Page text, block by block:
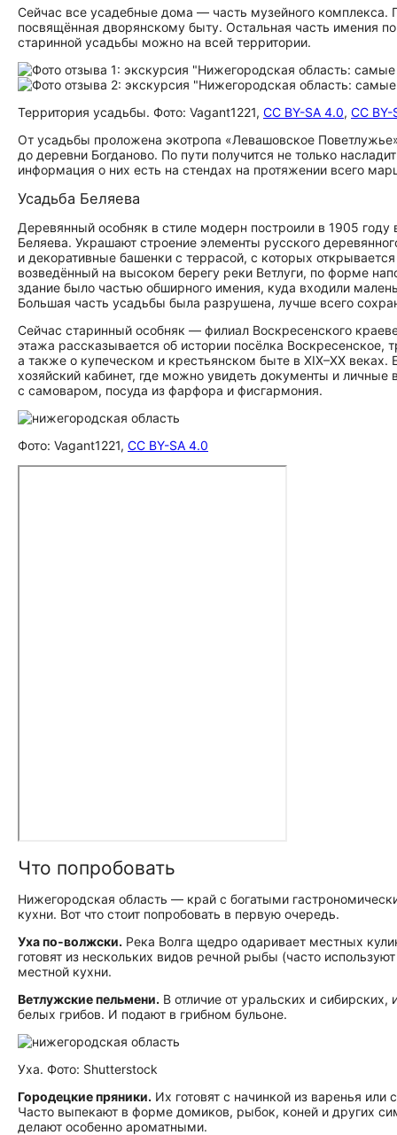
Сейчас все усадебные дома — часть музейного комплекса.
посвящённая дворянскому быту. Остальная часть имения
старинной усадьбы можно на всей территории.
Территория усадьбы. Фото: Vagant1221, CC BY-SA 4.0, CC BY-
От усадьбы проложена экотропа «Левашовское
до деревни Богданово. По пути получится не только
информация о них есть на стендах на протяжении всего
Усадьба Беляева
Деревянный особняк в стиле модерн построили в 1905
Беляева. Украшают строение элементы русского
и декоративные башенки с террасой, с которых
возведённый на высоком берегу реки Ветлуги, по форме
здание было частью обширного имения, куда входили
Большая часть усадьбы была разрушена, лучше всего
Сейчас старинный особняк — филиал Воскресенского
этажа рассказывается об истории посёлка Воскресенское,
а также о купеческом и крестьянском быте в XIX–XX
хозяйский кабинет, где можно увидеть документы и личные
с самоваром, посуда из фарфора и фисгармония.
Фото: Vagant1221, CC BY-SA 4.0
Что попробовать
Нижегородская область — край с богатыми
кухни. Вот что стоит попробовать в первую очередь.
Уха по‑волжски. Река Волга щедро одаривает местных
готовят из нескольких видов речной рыбы (часто
местной кухни.
Ветлужские пельмени. В отличие от уральских и
белых грибов. И подают в грибном бульоне.
Уха. Фото: Shutterstock
Городецкие пряники. Их готовят с начинкой из варенья
Часто выпекают в форме домиков, рыбок, коней и других
делают особенно ароматными.